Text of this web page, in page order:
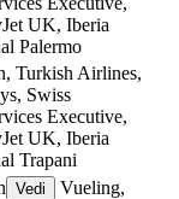
UK, Iberia
Palermo
Turkish Airlines,
Swiss
Executive,
UK, Iberia
Trapani
Vedi
Vueling,